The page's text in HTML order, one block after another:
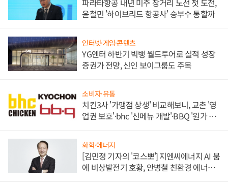
파라타항공 내년 미주 장거리 노선 첫 도전,
윤철민 '하이브리드 항공사' 승부수 통할까
인터넷·게임·콘텐츠
YG엔터 하반기 빅뱅 월드투어로 실적 성장
증권가 전망, 신인 보이그룹도 주목
소비자·유통
치킨3사 '가맹점 상생' 비교해보니, 교촌 '영
업권 보호'·bhc '신메뉴 개발'·BBQ '원가 부
화학·에너지
[김민정 기자의 '코스뽀'] 지엔씨에너지 AI 붐
에 비상발전기 호황, 안병철 친환경 에너지